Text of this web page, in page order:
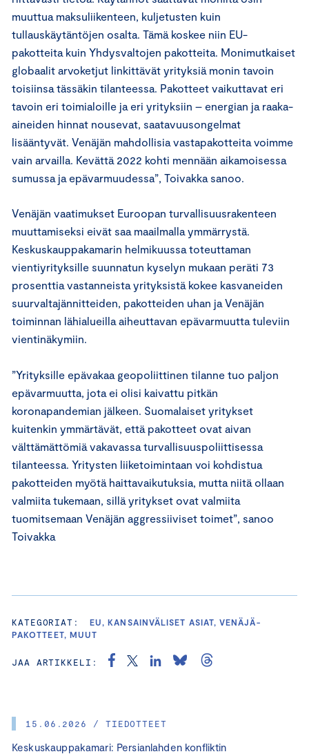
15.06.2026 / TIEDOTTEET
Keskuskauppakamari: Persianlahden konfliktin
muuttua maksuliikenteen, kuljetusten kuin
tullauskäytäntöjen osalta. Tämä koskee niin EU-
pakotteita kuin Yhdysvaltojen pakotteita. Monimutkaiset
globaalit arvoketjut linkittävät yrityksiä monin tavoin
toisiinsa tässäkin tilanteessa. Pakotteet vaikuttavat eri
tavoin eri toimialoille ja eri yrityksiin – energian ja raaka-
aineiden hinnat nousevat, saatavuusongelmat
lisääntyvät. Venäjän mahdollisia vastapakotteita voimme
vain arvailla. Kevättä 2022 kohti mennään aikamoisessa
sumussa ja epävarmuudessa”, Toivakka sanoo.
Venäjän vaatimukset Euroopan turvallisuusrakenteen
muuttamiseksi eivät saa maailmalla ymmärrystä.
Keskuskauppakamarin helmikuussa toteuttaman
vientiyrityksille suunnatun kyselyn mukaan peräti 73
prosenttia vastanneista yrityksistä kokee kasvaneiden
suurvaltajännitteiden, pakotteiden uhan ja Venäjän
toiminnan lähialueilla aiheuttavan epävarmuutta tuleviin
vientinäkymiin.
”Yrityksille epävakaa geopoliittinen tilanne tuo paljon
epävarmuutta, jota ei olisi kaivattu pitkän
koronapandemian jälkeen. Suomalaiset yritykset
kuitenkin ymmärtävät, että pakotteet ovat aivan
välttämättömiä vakavassa turvallisuuspoliittisessa
tilanteessa. Yritysten liiketoimintaan voi kohdistua
pakotteiden myötä haittavaikutuksia, mutta niitä ollaan
valmiita tukemaan, sillä yritykset ovat valmiita
tuomitsemaan Venäjän aggressiiviset toimet”, sanoo
Toivakka
KATEGORIAT:
EU, KANSAINVÄLISET ASIAT, VENÄJÄ-
PAKOTTEET, MUUT
JAA ARTIKKELI: